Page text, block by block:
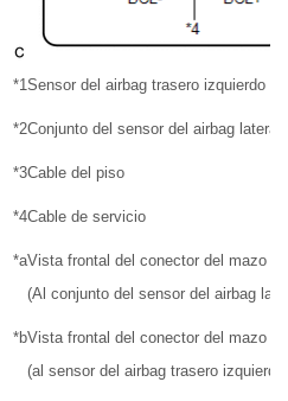
*1Sensor del airbag trasero izquierdo
*2Conjunto del sensor del airbag lateral
*3Cable del piso
*4Cable de servicio
*aVista frontal del conector del mazo
(Al conjunto del sensor del airbag
*bVista frontal del conector del mazo
(al sensor del airbag trasero izquierdo)